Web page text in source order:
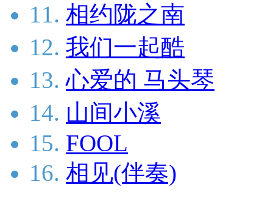
11. 相约陇之南
12. 我们一起酷
13. 心爱的 马头琴
14. 山间小溪
15. FOOL
16. 相见(伴奏)